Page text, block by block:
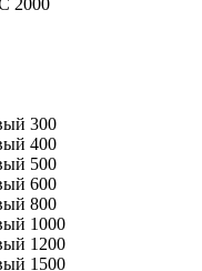
300
400
500
600
800
1000
1200
1500